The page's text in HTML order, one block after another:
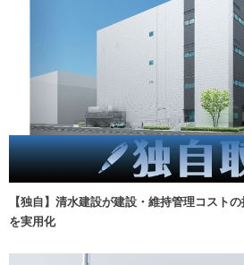
【独自】清水建設が建設・維持管理コスト
を実用化